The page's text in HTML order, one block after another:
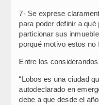
7- Se exprese
para poder definir a
particionar sus
porqué motivo estos no
Entre los
“Lobos es una ciudad
autodeclarado en
debe a que desde el